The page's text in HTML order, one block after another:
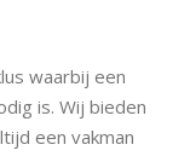
waarbij een
is. Wij bieden
een vakman